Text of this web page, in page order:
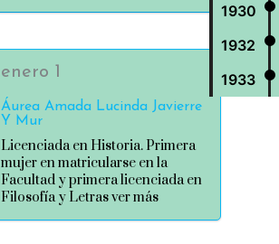
1930
1932
1933
Áurea Amada Lucinda Javierre
Y Mur
enero 1
Licenciada en Historia. Primera
mujer en matricularse en la
Facultad y primera licenciada en
Filosofía y Letras ver más